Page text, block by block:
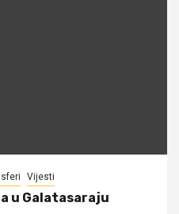
Vijesti
u Galatasaraju